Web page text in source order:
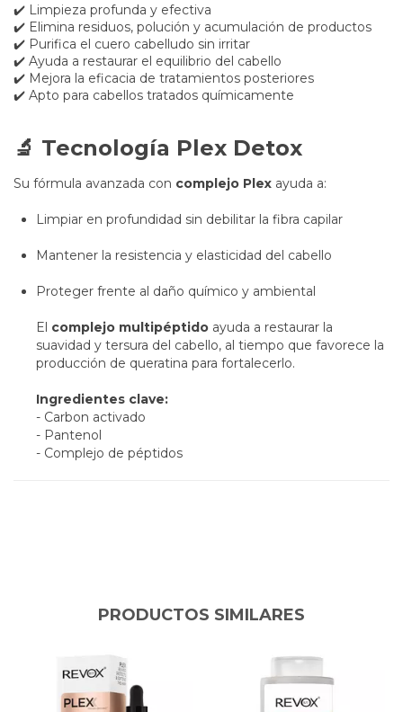
✔️ Limpieza profunda y efectiva
✔️ Elimina residuos, polución y acumulación de productos
✔️ Purifica el cuero cabelludo sin irritar
✔️ Ayuda a restaurar el equilibrio del cabello
✔️ Mejora la eficacia de tratamientos posteriores
✔️ Apto para cabellos tratados químicamente
🔬 Tecnología Plex Detox
Su fórmula avanzada con complejo Plex ayuda a:
Limpiar en profundidad sin debilitar la fibra capilar
Mantener la resistencia y elasticidad del cabello
Proteger frente al daño químico y ambiental
El complejo multipéptido ayuda a restaurar la
suavidad y tersura del cabello, al tiempo que favorece la
producción de queratina para fortalecerlo.
Ingredientes clave:
- Carbon activado
- Pantenol
- Complejo de péptidos
PRODUCTOS SIMILARES